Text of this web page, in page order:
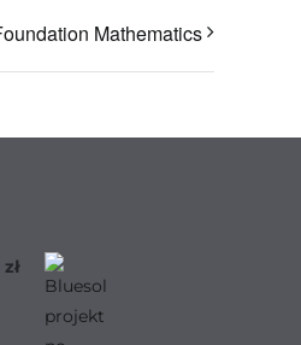
Mathematics
zł